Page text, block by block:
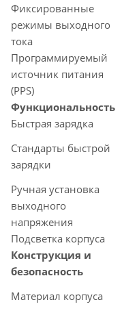
Фиксированные
режимы выходного
тока
Программируемый
источник питания
(PPS)
Функциональность
Быстрая зарядка
Стандарты быстрой
зарядки
Ручная установка
выходного
напряжения
Подсветка корпуса
Конструкция и
безопасность
Материал корпуса